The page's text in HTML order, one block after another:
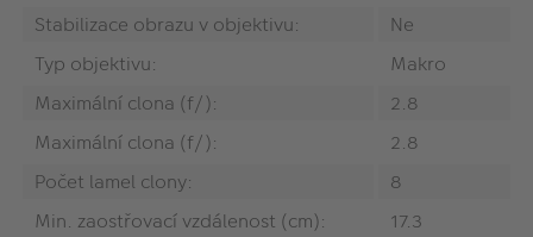
Stabilizace obrazu v objektivu:
Ne
Typ objektivu:
Makro
Maximální clona (f/):
2.8
Maximální clona (f/):
2.8
Počet lamel clony:
8
Min. zaostřovací vzdálenost (cm):
17.3